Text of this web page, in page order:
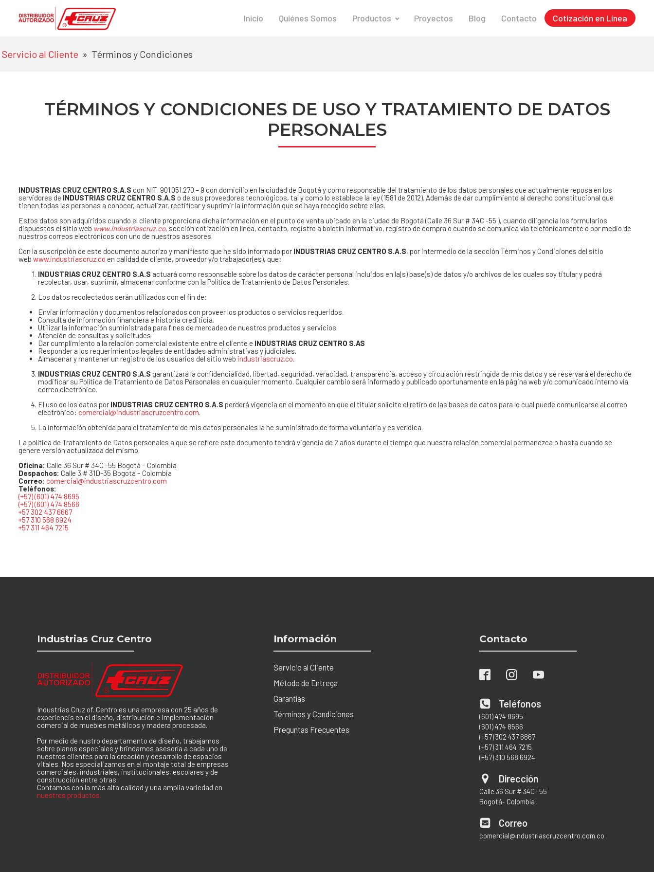
Inicio Quiénes Somos Productos Proyectos Blog Contacto Cotización en Línea
Servicio al Cliente » Términos y Condiciones
TÉRMINOS Y CONDICIONES DE USO Y TRATAMIENTO DE DATOS
PERSONALES
INDUSTRIAS CRUZ CENTRO S.A.S con NIT. 901.051.270 – 9 con domicilio en la ciudad de Bogotá y como responsable del tratamiento de los datos personales que actualmente reposa en los
servidores de INDUSTRIAS CRUZ CENTRO S.A.S o de sus proveedores tecnológicos, tal y como lo establece la ley (1581 de 2012). Además de dar cumplimiento al derecho constitucional que
tienen todas las personas a conocer, actualizar, rectificar y suprimir la información que se haya recogido sobre ellas.
Estos datos son adquiridos cuando el cliente proporciona dicha información en el punto de venta ubicado en la ciudad de Bogotá (Calle 36 Sur # 34C -55 ), cuando diligencia los formularios
dispuestos el sitio web www.industriascruz.co, sección cotización en línea, contacto, registro a boletín informativo, registro de compra o cuando se comunica vía telefónicamente o por medio de
nuestros correos electrónicos con uno de nuestros asesores.
Con la suscripción de este documento autorizo y manifiesto que he sido informado por INDUSTRIAS CRUZ CENTRO S.A.S, por intermedio de la sección Términos y Condiciones del sitio
webwww.industriascruz.co en calidad de cliente, proveedor y/o trabajador(es), que:
INDUSTRIAS CRUZ CENTRO S.A.S actuará como responsable sobre los datos de carácter personal incluidos en la(s) base(s) de datos y/o archivos de los cuales soy titular y podrá
recolectar, usar, suprimir, almacenar conforme con la Política de Tratamiento de Datos Personales.
Los datos recolectados serán utilizados con el fin de:
Enviar información y documentos relacionados con proveer los productos o servicios requeridos.
Consulta de información financiera e historia crediticia.
Utilizar la información suministrada para fines de mercadeo de nuestros productos y servicios.
Atención de consultas y solicitudes
Dar cumplimiento a la relación comercial existente entre el cliente e INDUSTRIAS CRUZ CENTRO S.AS
Responder a los requerimientos legales de entidades administrativas y judiciales.
Almacenar y mantener un registro de los usuarios del sitio web industriascruz.co.
INDUSTRIAS CRUZ CENTRO S.A.S garantizará la confidencialidad, libertad, seguridad, veracidad, transparencia, acceso y circulación restringida de mis datos y se reservará el derecho de
modificar su Política de Tratamiento de Datos Personales en cualquier momento. Cualquier cambio será informado y publicado oportunamente en la página web y/o comunicado interno vía
correo electrónico.
El uso de los datos por INDUSTRIAS CRUZ CENTRO S.A.S perderá vigencia en el momento en que el titular solicite el retiro de las bases de datos para lo cual puede comunicarse al correo
electrónico: comercial@industriascruzcentro.com.
La información obtenida para el tratamiento de mis datos personales la he suministrado de forma voluntaria y es verídica.
La política de Tratamiento de Datos personales a que se refiere este documento tendrá vigencia de 2 años durante el tiempo que nuestra relación comercial permanezca o hasta cuando se
genere versión actualizada del mismo.
Oficina: Calle 36 Sur # 34C -55 Bogotá – Colombia
Despachos: Calle 3 # 31D-35 Bogotá – Colombia
Correo: comercial@industriascruzcentro.com
Teléfonos:
(+57) (601) 474 8695
(+57) (601) 474 8566
+57 302 437 6667
+57 310 568 6924
+57 311 464 7215
Industrias Cruz Centro
Industrias Cruz of. Centro es una empresa con 25 años de
experiencis en el diseño, distribución e implementación
comercial de muebles metálicos y madera procesada.
Por medio de nustro departamento de diseño, trabajamos
sobre planos especiales y brindamos asesoría a cada uno de
nuestros clientes para la creación y desarrollo de espacios
vitales. Nos especializamos en el montaje total de empresas
comerciales, industriales, institucionales, escolares y de
construcción entre otras.
Contamos con la más alta calidad y una amplia variedad en
nuestros productos.
Información
Servicio al Cliente
Método de Entrega
Garantías
Términos y Condiciones
Preguntas Frecuentes
Contacto
Teléfonos
(601) 474 8695
(601) 474 8566
(+57) 302 437 6667
(+57) 311 464 7215
(+57) 310 568 6924
Dirección
Calle 36 Sur # 34C -55
Bogotá- Colombia
Correo
comercial@industriascruzcentro.com.co